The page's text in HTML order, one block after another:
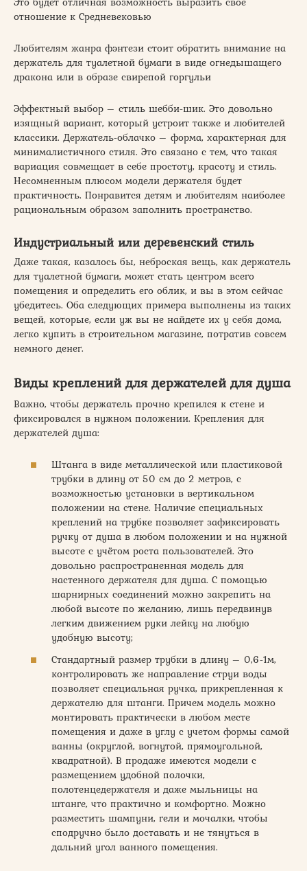
отношение к Средневековью
Любителям жанра фэнтези стоит обратить внимание на
держатель для туалетной бумаги в виде огнедышащего
дракона или в образе свирепой горгульи
Эффектный выбор – стиль шебби-шик. Это довольно
изящный вариант, который устроит также и любителей
классики. Держатель-облачко – форма, характерная для
минималистичного стиля. Это связано с тем, что такая
вариация совмещает в себе простоту, красоту и стиль.
Несомненным плюсом модели держателя будет
практичность. Понравится детям и любителям наиболее
рациональным образом заполнить пространство.
Индустриальный или деревенский стиль
Даже такая, казалось бы, неброская вещь, как держатель
для туалетной бумаги, может стать центром всего
помещения и определить его облик, и вы в этом сейчас
убедитесь. Оба следующих примера выполнены из таких
вещей, которые, если уж вы не найдете их у себя дома,
легко купить в строительном магазине, потратив совсем
немного денег.
Виды креплений для держателей для душа
Важно, чтобы держатель прочно крепился к стене и
фиксировался в нужном положении. Крепления для
держателей душа:
Штанга в виде металлической или пластиковой
трубки в длину от 50 см до 2 метров, с
возможностью установки в вертикальном
положении на стене. Наличие специальных
креплений на трубке позволяет зафиксировать
ручку от душа в любом положении и на нужной
высоте с учётом роста пользователей. Это
довольно распространенная модель для
настенного держателя для душа. С помощью
шарнирных соединений можно закрепить на
любой высоте по желанию, лишь передвинув
легким движением руки лейку на любую
удобную высоту;
Стандартный размер трубки в длину – 0,6-1м,
контролировать же направление струи воды
позволяет специальная ручка, прикрепленная к
держателю для штанги. Причем модель можно
монтировать практически в любом месте
помещения и даже в углу с учетом формы самой
ванны (округлой, вогнутой, прямоугольной,
квадратной). В продаже имеются модели с
размещением удобной полочки,
полотенцедержателя и даже мыльницы на
штанге, что практично и комфортно. Можно
разместить шампуни, гели и мочалки, чтобы
сподручно было доставать и не тянуться в
дальний угол ванного помещения.